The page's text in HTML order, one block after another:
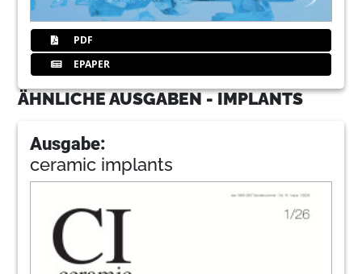
PDF
EPAPER
ÄHNLICHE AUSGABEN - IMPLANTS
Ausgabe:
ceramic implants